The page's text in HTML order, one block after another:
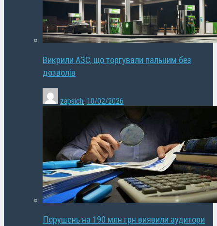
Викрили АЗС, що торгували пальним без
дозволів
zapsich, 10/02/2026
Порушень на 190 млн грн виявили аудитори